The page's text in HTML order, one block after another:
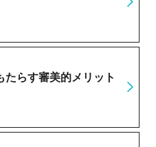
らす審美的メリット